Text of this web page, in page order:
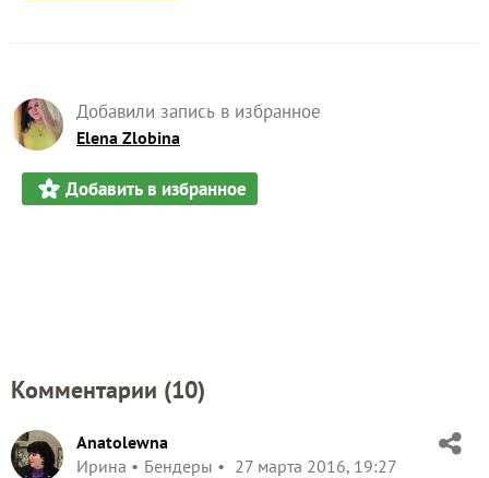
Добавили запись в избранное
Elena Zlobina
Добавить в избранное
Комментарии (10)
Anatolewna
Ирина
Бендеры 27 марта 2016, 19:27